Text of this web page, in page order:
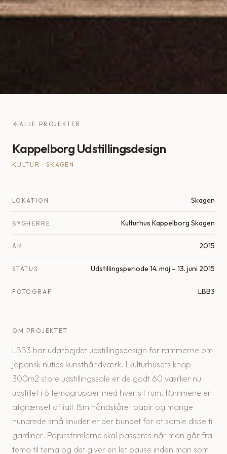
ALLE PROJEKTER
Kappelborg Udstillingsdesign
KULTUR ·SKAGEN
LOKATION Skagen
BYGHERRE Kulturhus Kappelborg Skagen
ÅR 2015
STATUS Udstillingsperiode 14. maj – 13. juni 2015
FOTOGRAF LBB3
OM PROJEKTET
LBB3 har udarbejdet udstillingsdesign for rammerne om
japansk nutids kunsthåndværk. I kulturhusets knap
300m2 store udstillingssale er de godt 60 værker nu
udstillet i 6 temagrupper med hver sit rum. Rummene er
afgrænset af ialt 15m håndskåret papir og mange
hundrede små knuder er der bundet for at samle disse til
gardiner. Papirstrimlerne skal passeres når man går fra
tema til tema og det giver en let pause inden man som